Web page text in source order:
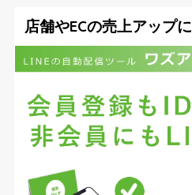
店舗やECの売上アップに